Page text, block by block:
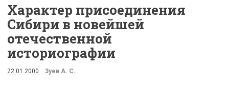
Характер присоединения
Сибири в новейшей
отечественной
историографии
22.01.2000 Зуев А. С.